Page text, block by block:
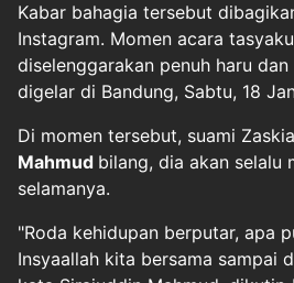
Kabar bahagia tersebut
Instagram. Momen acara
diselenggarakan penuh haru
digelar di Bandung, Sabtu, 18
Di momen tersebut, suami
Mahmud bilang, dia akan selalu
selamanya.
"Roda kehidupan berputar, apa
Insyaallah kita bersama sampai